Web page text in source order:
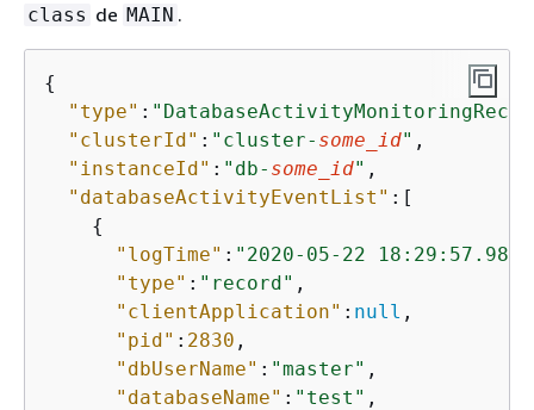
class de MAIN .
{
"type" :
"clusterId" : "cluster- some_id" ,
"instanceId" : "db- some_id" ,
"databaseActivityEventList" :[
{
"logTime" : "2020-05-22
"type" : "record" ,
"clientApplication" : null ,
"pid" : 2830 ,
"dbUserName" : "master" ,
"databaseName" : "test" ,